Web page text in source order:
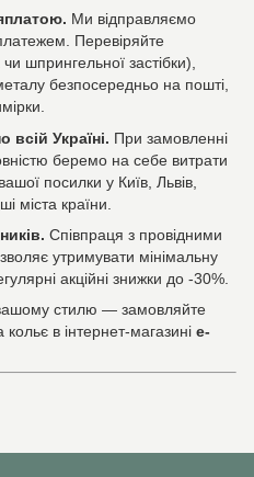
Ми відправляємо
Перевіряйте
шпрингельної застібки),
безпосередньо на пошті,
Україні. При замовленні
беремо на себе витрати
посилки у Київ, Львів,
міста країни.
Співпраця з провідними
утримувати мінімальну
акційні знижки до -30%.
стилю — замовляйте
кольє в інтернет-магазині e-